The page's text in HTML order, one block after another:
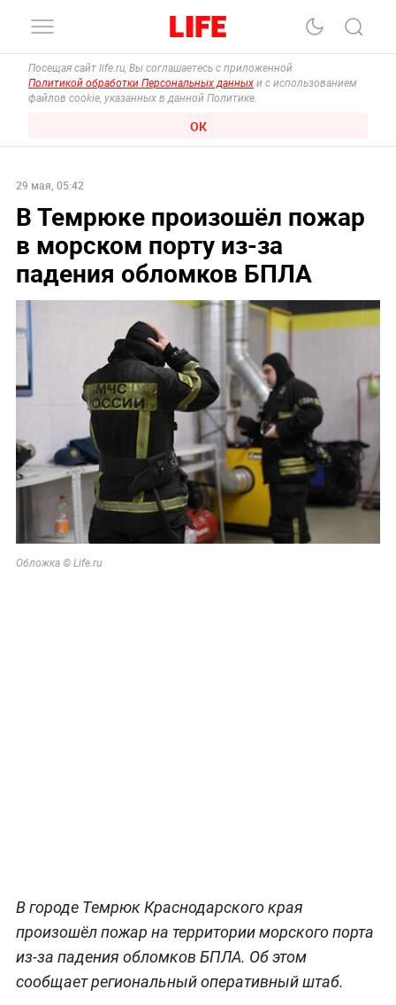
Посещая сайт life.ru, Вы соглашаетесь с приложенной
Политикой обработки Персональных данных и с использованием
файлов cookie, указанных в данной Политике.
ОК
29 мая, 05:42
В Темрюке произошёл пожар
в морском порту из-за
падения обломков БПЛА
Обложка © Life.ru
В городе Темрюк Краснодарского края
произошёл пожар на территории морского порта
из-за падения обломков БПЛА. Об этом
сообщает региональный оперативный штаб.